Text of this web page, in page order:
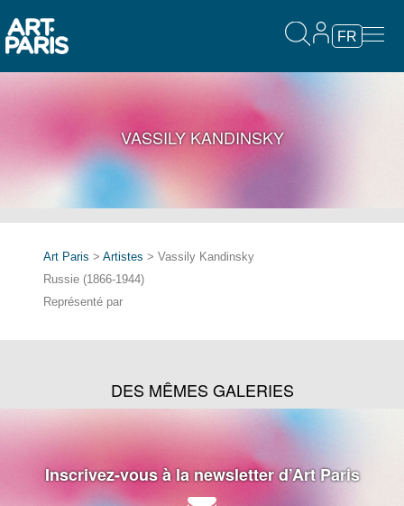
FR
VASSILY KANDINSKY
Art Paris > Artistes > Vassily Kandinsky
Russie (1866-1944)
Représenté par
DES MÊMES GALERIES
Inscrivez-vous à la newsletter d’Art Paris